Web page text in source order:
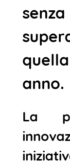
anno.
La